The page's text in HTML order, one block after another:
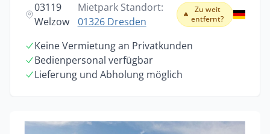
03119
Welzow
Mietpark Standort:
01326 Dresden
Zu weit
entfernt?
Keine Vermietung an Privatkunden
Bedienpersonal verfügbar
Lieferung und Abholung möglich